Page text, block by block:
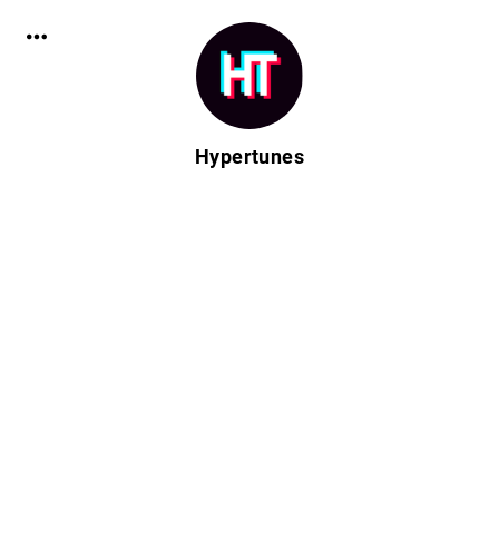
Hypertunes